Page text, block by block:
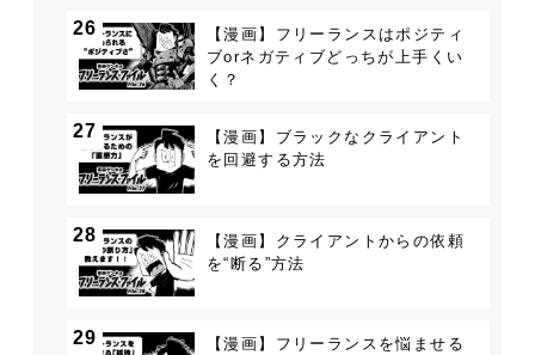
26
【漫画】フリーランスはポジティ
ブorネガティブどっちが上手くい
く？
27
【漫画】ブラックなクライアント
を回避する方法
28
【漫画】クライアントからの依頼
を“断る”方法
29
【漫画】フリーランスを悩ませる